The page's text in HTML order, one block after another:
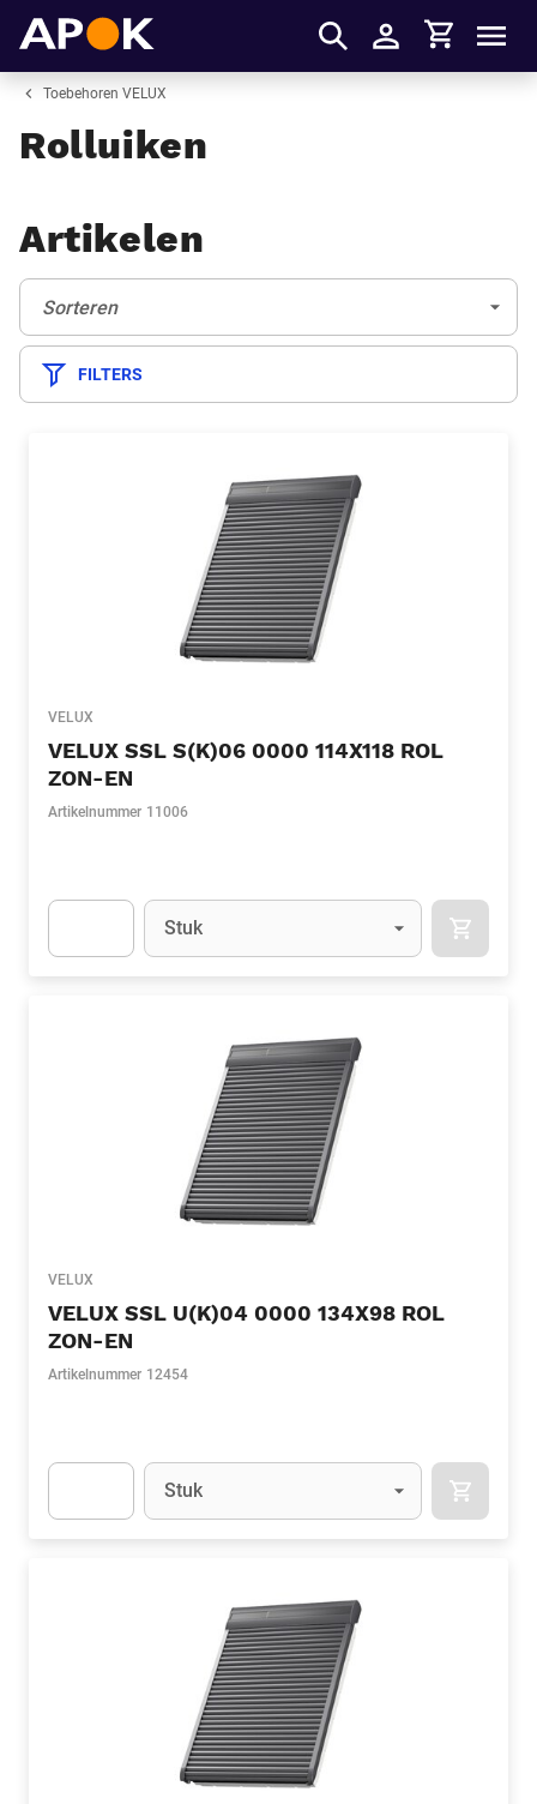
Inloggen
Winkelmandje
Toebehoren VELUX
Rolluiken
Artikelen
Sorteren:
Sorteren
FILTERS
VELUX
VELUX SSL S(K)06 0000 114X118 ROL
ZON-EN
Artikelnummer 11006
Eenheid
Stuk
VELUX
VELUX SSL U(K)04 0000 134X98 ROL
ZON-EN
Artikelnummer 12454
Eenheid
Stuk